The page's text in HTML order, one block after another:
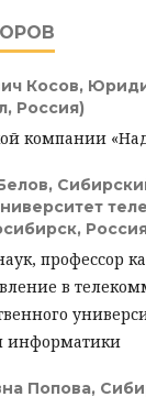
Косов,
Россия)
компании
профессор
в
информатики
Попова,